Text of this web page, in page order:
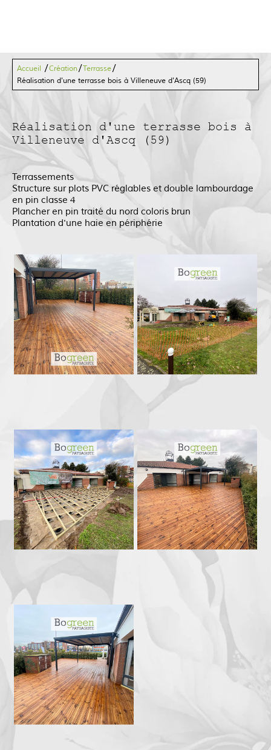
Accueil /Création/Terrasse/
Réalisation d'une terrasse bois à Villeneuve d'Ascq (59)
Réalisation d'une terrasse bois à
Villeneuve d'Ascq (59)
Terrassements
Structure sur plots PVC réglables et double lambourdage
en pin classe 4
Plancher en pin traité du nord coloris brun
Plantation d'une haie en périphérie